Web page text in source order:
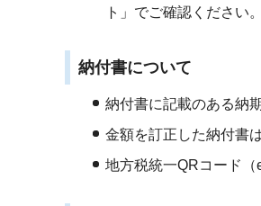
ト」でご確認ください。
納付書について
納付書に記載のある納
金額を訂正した納付書
地方税統一QRコード（